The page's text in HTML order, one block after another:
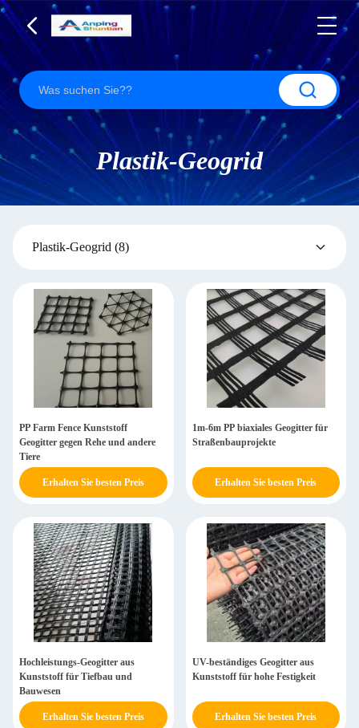
Plastik-Geogrid
Plastik-Geogrid (8)
PP Farm Fence Kunststoff
Geogitter gegen Rehe und andere
Tiere
Erhalten Sie besten Preis
1m-6m PP biaxiales Geogitter für
Straßenbauprojekte
Erhalten Sie besten Preis
Hochleistungs-Geogitter aus
Kunststoff für Tiefbau und
Bauwesen
Erhalten Sie besten Preis
UV-beständiges Geogitter aus
Kunststoff für hohe Festigkeit
Erhalten Sie besten Preis